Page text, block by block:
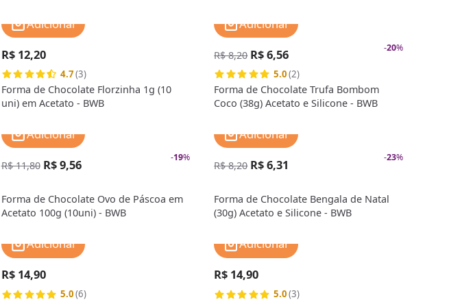
R$ 12,20
4.7(3)
Forma de Chocolate Florzinha 1g (10
uni) em Acetato - BWB
Adicionar
-20%
R$ 8,20 R$ 6,56
5.0(2)
Forma de Chocolate Trufa Bombom
Coco (38g) Acetato e Silicone - BWB
Adicionar
-19%
R$ 11,80 R$ 9,56
Forma de Chocolate Ovo de Páscoa em
Acetato 100g (10uni) - BWB
Adicionar
-23%
R$ 8,20 R$ 6,31
Forma de Chocolate Bengala de Natal
(30g) Acetato e Silicone - BWB
Adicionar
R$ 14,90
5.0(6)
Adicionar
R$ 14,90
5.0(3)
Adicionar